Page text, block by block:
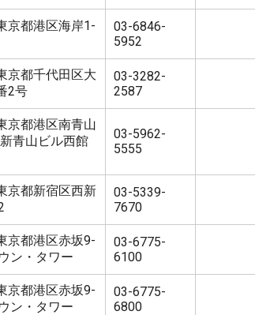
京都港区海岸1-
03-6846-
5952
京都千代田区大
2号
03-3282-
2587
京都港区南青山
青山ビル西館
03-5962-
5555
京都新宿区西新
03-5339-
7670
京都港区赤坂9-
ン・タワー
03-6775-
6100
京都港区赤坂9-
ン・タワー
03-6775-
6800